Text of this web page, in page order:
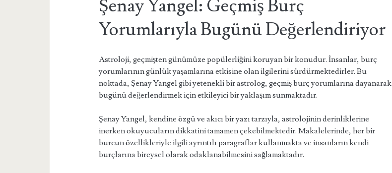
Şenay Yangel: Geçmiş Burç
Yorumlarıyla Bugünü Değerlendiriyor
Astroloji, geçmişten günümüze popülerliğini koruyan bir konudur. İnsanlar, burç
yorumlarının günlük yaşamlarına etkisine olan ilgilerini sürdürmektedirler. Bu
noktada, Şenay Yangel gibi yetenekli bir astrolog, geçmiş burç yorumlarına dayanarak
bugünü değerlendirmek için etkileyici bir yaklaşım sunmaktadır.
Şenay Yangel, kendine özgü ve akıcı bir yazı tarzıyla, astrolojinin derinliklerine
inerken okuyucuların dikkatini tamamen çekebilmektedir. Makalelerinde, her bir
burcun özellikleriyle ilgili ayrıntılı paragraflar kullanmakta ve insanların kendi
burçlarına bireysel olarak odaklanabilmesini sağlamaktadır.